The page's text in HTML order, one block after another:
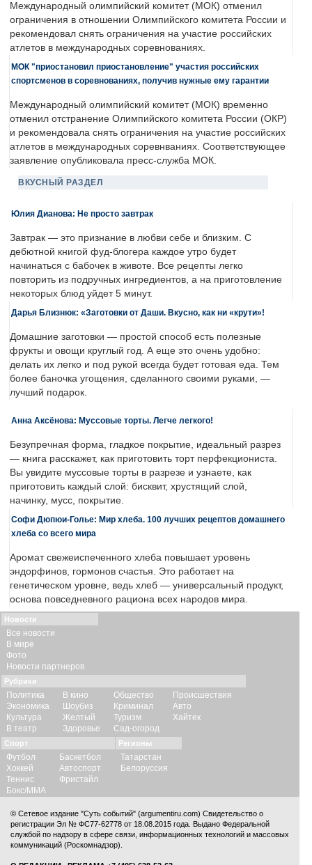
Международный олимпийский комитет (МОК) отменил
ограничения в отношении Олимпийского комитета России и
рекомендовал снять ограничения на участие российских
атлетов в международных соревнованиях.
МОК "приостановил приостановление" участия российских
спортсменов в соревнованиях, получив нужные ему гарантии
Международный олимпийский комитет (МОК) временно
отменил отстранение Олимпийского комитета России (ОКР)
и рекомендовала снять ограничения на участие российских
атлетов в международных соревнваниях. Соответствующее
заявление опубликовала пресс-служба МОК.
ВКУСНЫЙ РАЗДЕЛ
Юлия Дианова: Не просто завтрак
Завтрак — это признание в любви себе и близким. С
дебютной книгой фуд-блогера каждое утро будет
начинаться с бабочек в животе. Все рецепты легко
повторить из подручных ингредиентов, а на приготовление
некоторых блюд уйдет 5 минут.
Дарья Близнюк: «Заготовки от Даши. Вкусно, как ни «крути»!
Домашние заготовки — простой способ есть полезные
фрукты и овощи круглый год. А еще это очень удобно:
делать их легко и под рукой всегда будет готовая еда. Тем
более баночка угощения, сделанного своими руками, —
лучший подарок.
Анна Аксёнова: Муссовые торты. Легче легкого!
Безупречная форма, гладкое покрытие, идеальный разрез
— книга расскажет, как приготовить торт перфекциониста.
Вы увидите муссовые торты в разрезе и узнаете, как
приготовить каждый слой: бисквит, хрустящий слой,
начинку, мусс, покрытие.
Софи Дюпюи-Голье: Мир хлеба. 100 лучших рецептов домашнего
хлеба со всего мира
Аромат свежеиспеченного хлеба повышает уровень
эндорфинов, гормонов счастья. Это работает на
генетическом уровне, ведь хлеб — универсальный продукт,
основа повседневного рациона всех народов мира.
Новости
Все новости
В мире
Фото
Новости партнеров
Рубрики
Политика
Экономика
Культура
В театр
В кино
Шоубиз
Желтый
Здоровье
Общество
Криминал
Туризм
Сад-огород
Происшествия
Авто
Хайтек
Спорт
Футбол
Хоккей
Теннис
Бокс/ММА
Баскетбол
Автоспорт
Фристайл
Регионы
Татарстан
Белоруссия
© Сетевое издание "Суть событий" (argumentiru.com) Свидетельство о
регистрации Эл № ФС77-62778 от 18.08.2015 года. Выдано Федеральной
службой по надзору в сфере связи, информационных технологий и массовых
коммуникаций (Роскомнадзор).